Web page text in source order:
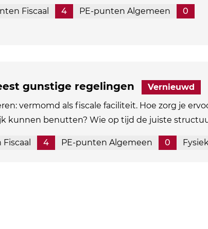
Fiscaal 4 PE-punten Algemeen
0
gunstige regelingen
Vernieuwd
vermomd als fiscale faciliteit. Hoe zorg je
kunnen benutten? Wie op tijd de juiste
4 PE-punten Algemeen 0